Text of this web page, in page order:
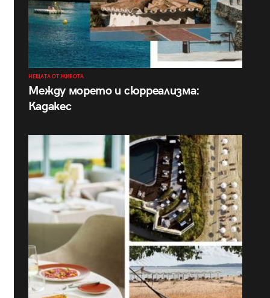
НЕЩАТА ОТ ЖИВОТА
Между морето и сюрреализма:
Кадакес